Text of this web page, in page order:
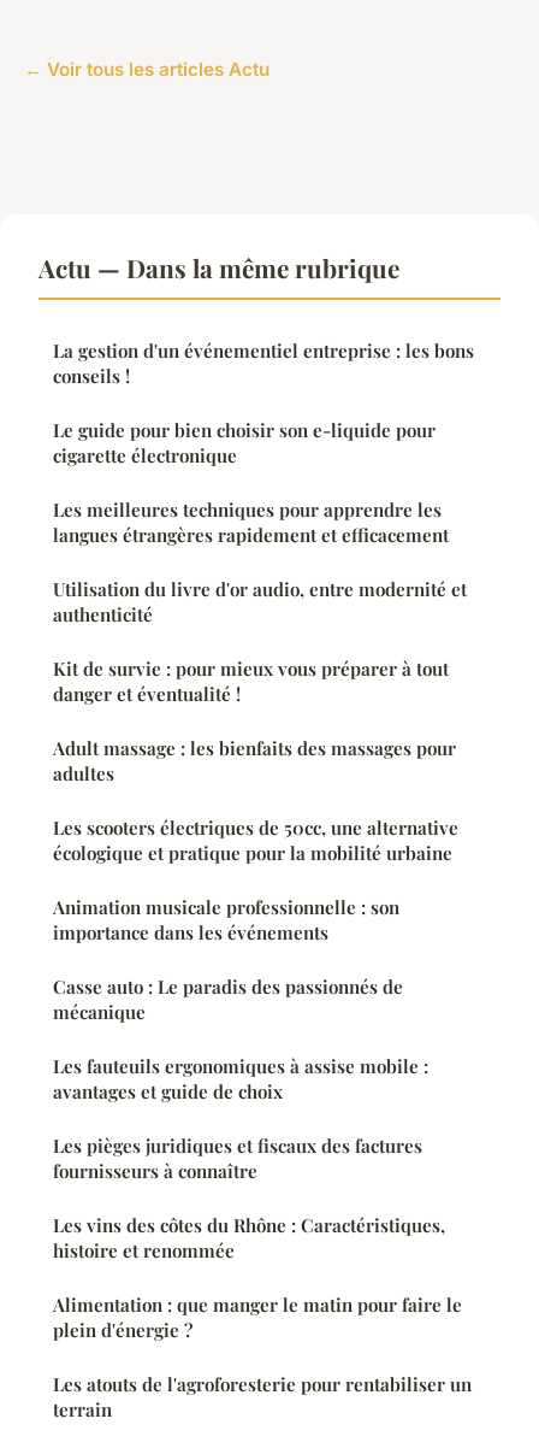
← Voir tous les articles Actu
Actu — Dans la même rubrique
La gestion d'un événementiel entreprise : les bons
conseils !
Le guide pour bien choisir son e-liquide pour
cigarette électronique
Les meilleures techniques pour apprendre les
langues étrangères rapidement et efficacement
Utilisation du livre d'or audio, entre modernité et
authenticité
Kit de survie : pour mieux vous préparer à tout
danger et éventualité !
Adult massage : les bienfaits des massages pour
adultes
Les scooters électriques de 50cc, une alternative
écologique et pratique pour la mobilité urbaine
Animation musicale professionnelle : son
importance dans les événements
Casse auto : Le paradis des passionnés de
mécanique
Les fauteuils ergonomiques à assise mobile :
avantages et guide de choix
Les pièges juridiques et fiscaux des factures
fournisseurs à connaître
Les vins des côtes du Rhône : Caractéristiques,
histoire et renommée
Alimentation : que manger le matin pour faire le
plein d'énergie ?
Les atouts de l'agroforesterie pour rentabiliser un
terrain